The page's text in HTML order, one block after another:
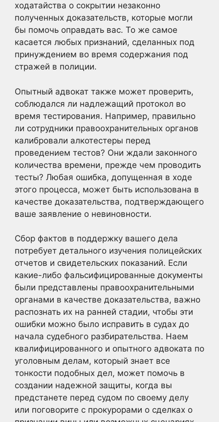
ходатайства о сокрытии незаконно
полученных доказательств, которые могли
бы помочь оправдать вас. То же самое
касается любых признаний, сделанных под
принуждением во время содержания под
стражей в полиции.
Опытный адвокат также может проверить,
соблюдался ли надлежащий протокол во
время тестирования. Например, правильно
ли сотрудники правоохранительных органов
калибровали алкотестеры перед
проведением тестов? Они ждали законного
количества времени, прежде чем проводить
тесты? Любая ошибка, допущенная в ходе
этого процесса, может быть использована в
качестве доказательства, подтверждающего
ваше заявление о невиновности.
Сбор фактов в поддержку вашего дела
потребует детального изучения полицейских
отчетов и свидетельских показаний. Если
какие-либо фальсифицированные документы
были представлены правоохранительными
органами в качестве доказательства, важно
распознать их на ранней стадии, чтобы эти
ошибки можно было исправить в судах до
начала судебного разбирательства. Наем
квалифицированного и опытного адвоката по
уголовным делам, который знает все
тонкости подобных дел, может помочь в
создании надежной защиты, когда вы
предстанете перед судом по своему делу
или поговорите с прокурорами о сделках о